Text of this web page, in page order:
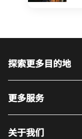
探索更多目的地
更多服务
关于我们